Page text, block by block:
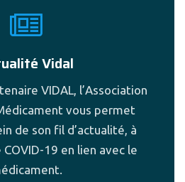
Vidal
VIDAL, l’Association
vous permet
de son fil d’actualité, à
19 en lien avec le